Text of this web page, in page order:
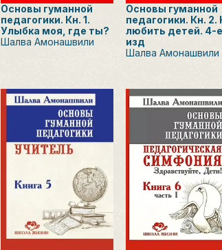
Основы гуманной
педагогики. Кн. 1.
Улыбка моя, где ты?
Шалва Амонашвили
Основы гуманной
педагогики. Кн. 2.
любить детей. 4-е
изд
Шалва Амонашвили